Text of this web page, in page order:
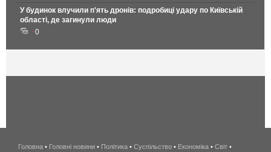
У будинок влучили п'ять дронів: подробиці удару по Київській
області, де загинули люди
0
беспроводной
Головна • Головні новини • Політика • Суспільство • Економіка • Світ •